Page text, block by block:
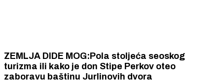
ZEMLJA DIDE MOG:Pola stoljeća seoskog
turizma ili kako je don Stipe Perkov oteo
zaboravu baštinu Jurlinovih dvora